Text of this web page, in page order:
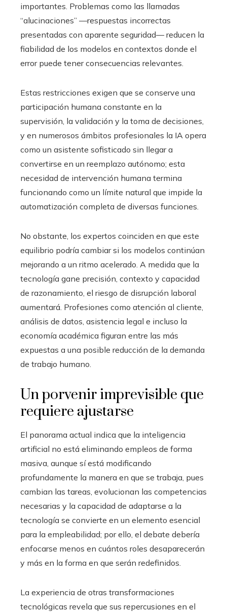
importantes. Problemas como las llamadas
“alucinaciones” —respuestas incorrectas
presentadas con aparente seguridad— reducen la
fiabilidad de los modelos en contextos donde el
error puede tener consecuencias relevantes.
Estas restricciones exigen que se conserve una
participación humana constante en la
supervisión, la validación y la toma de decisiones,
y en numerosos ámbitos profesionales la IA opera
como un asistente sofisticado sin llegar a
convertirse en un reemplazo autónomo; esta
necesidad de intervención humana termina
funcionando como un límite natural que impide la
automatización completa de diversas funciones.
No obstante, los expertos coinciden en que este
equilibrio podría cambiar si los modelos continúan
mejorando a un ritmo acelerado. A medida que la
tecnología gane precisión, contexto y capacidad
de razonamiento, el riesgo de disrupción laboral
aumentará. Profesiones como atención al cliente,
análisis de datos, asistencia legal e incluso la
economía académica figuran entre las más
expuestas a una posible reducción de la demanda
de trabajo humano.
Un porvenir imprevisible que
requiere ajustarse
El panorama actual indica que la inteligencia
artificial no está eliminando empleos de forma
masiva, aunque sí está modificando
profundamente la manera en que se trabaja, pues
cambian las tareas, evolucionan las competencias
necesarias y la capacidad de adaptarse a la
tecnología se convierte en un elemento esencial
para la empleabilidad; por ello, el debate debería
enfocarse menos en cuántos roles desaparecerán
y más en la forma en que serán redefinidos.
La experiencia de otras transformaciones
tecnológicas revela que sus repercusiones en el